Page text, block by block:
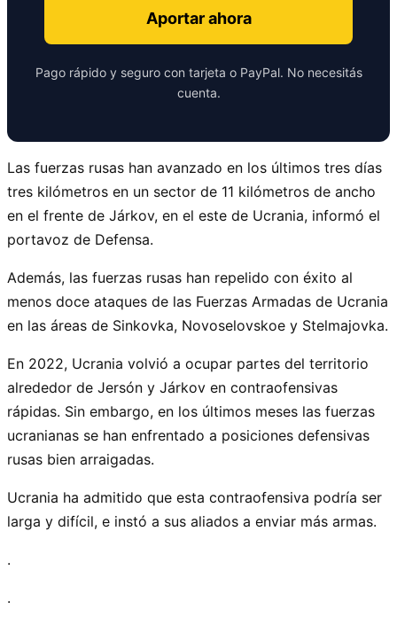
Aportar ahora
Pago rápido y seguro con tarjeta o PayPal. No necesitás
cuenta.
Las fuerzas rusas han avanzado en los últimos tres días
tres kilómetros en un sector de 11 kilómetros de ancho
en el frente de Járkov, en el este de Ucrania, informó el
portavoz de Defensa.
Además, las fuerzas rusas han repelido con éxito al
menos doce ataques de las Fuerzas Armadas de Ucrania
en las áreas de Sinkovka, Novoselovskoe y Stelmajovka.
En 2022, Ucrania volvió a ocupar partes del territorio
alrededor de Jersón y Járkov en contraofensivas
rápidas. Sin embargo, en los últimos meses las fuerzas
ucranianas se han enfrentado a posiciones defensivas
rusas bien arraigadas.
Ucrania ha admitido que esta contraofensiva podría ser
larga y difícil, e instó a sus aliados a enviar más armas.
.
.